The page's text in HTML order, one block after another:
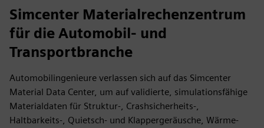
Simcenter Materialrechenzentrum
für die Automobil- und
Transportbranche
Automobilingenieure verlassen sich auf das Simcenter
Material Data Center, um auf validierte, simulationsfähige
Materialdaten für Struktur-, Crashsicherheits-,
Haltbarkeits-, Quietsch- und Klappergeräusche, Wärme-